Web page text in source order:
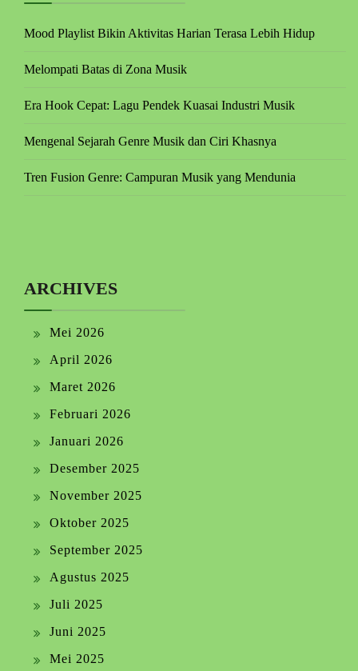
Mood Playlist Bikin Aktivitas Harian Terasa Lebih Hidup
Melompati Batas di Zona Musik
Era Hook Cepat: Lagu Pendek Kuasai Industri Musik
Mengenal Sejarah Genre Musik dan Ciri Khasnya
Tren Fusion Genre: Campuran Musik yang Mendunia
ARCHIVES
Mei 2026
April 2026
Maret 2026
Februari 2026
Januari 2026
Desember 2025
November 2025
Oktober 2025
September 2025
Agustus 2025
Juli 2025
Juni 2025
Mei 2025